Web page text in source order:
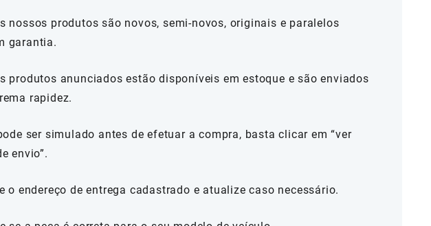
nossos produtos são novos, semi-novos, originais e paralelos
garantia.
produtos anunciados estão disponíveis em estoque e são enviados
rapidez.
ser simulado antes de efetuar a compra, basta clicar em “ver
envio”.
o endereço de entrega cadastrado e atualize caso necessário.